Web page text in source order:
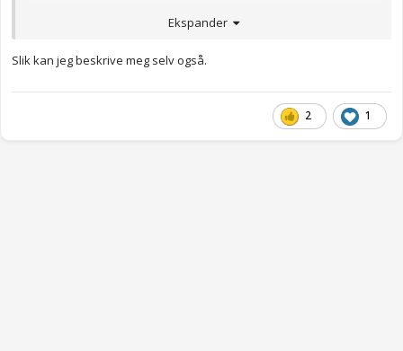
egne barn som nå er godt over 30 år.
Anonymkode: a3bf7...f1d
Ekspander
Slik kan jeg beskrive meg selv også.
2 1